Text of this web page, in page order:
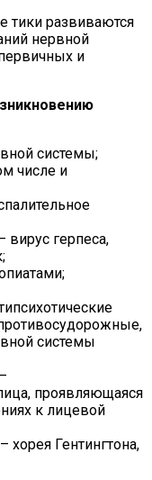
тики развиваются
нервной
и
системы;
числе и
герпеса,
системы
проявляющаяся
к лицевой
хорея Гентингтона,